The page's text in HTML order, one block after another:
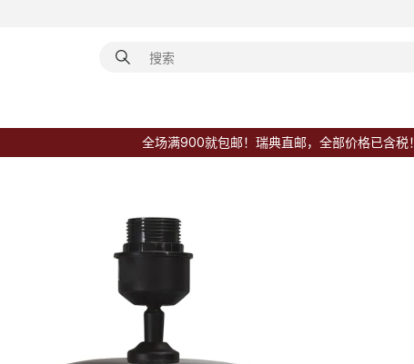
全场满900就包邮！瑞典直邮，全部价格已含税！